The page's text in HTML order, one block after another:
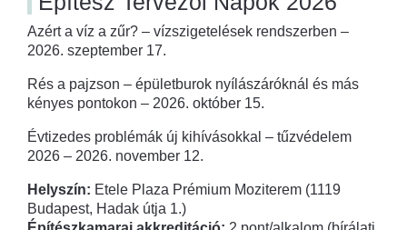
Azért a víz a zűr? – vízszigetelések rendszerben –
2026. szeptember 17.
Rés a pajzson – épületburok nyílászáróknál és más
kényes pontokon – 2026. október 15.
Évtizedes problémák új kihívásokkal – tűzvédelem
2026 – 2026. november 12.
Helyszín: Etele Plaza Prémium Moziterem (1119
Budapest, Hadak útja 1.)